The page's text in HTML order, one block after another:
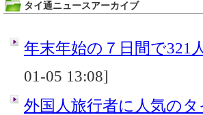
タイ通ニュースアーカイブ
年末年始の７日間で
01-05 13:08]
外国人旅行者に人気の